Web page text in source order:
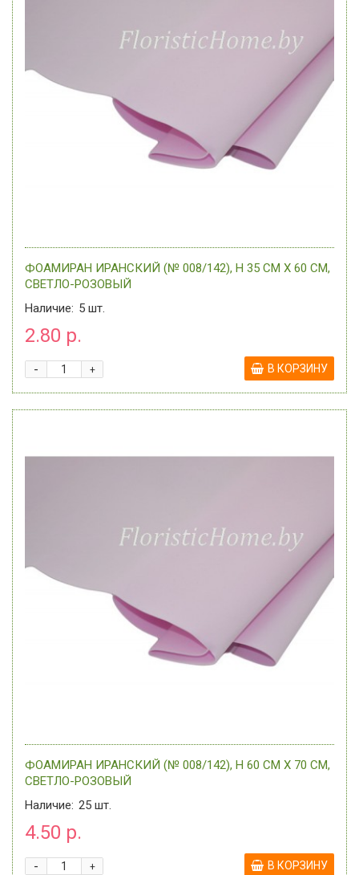
ФОАМИРАН ИРАНСКИЙ (№ 008/142), H 35 СМ Х 60 СМ,
СВЕТЛО-РОЗОВЫЙ
Наличие: 5 шт.
2.80 р.
+
- В КОРЗИНУ
ФОАМИРАН ИРАНСКИЙ (№ 008/142), H 60 СМ Х 70 СМ,
СВЕТЛО-РОЗОВЫЙ
Наличие: 25 шт.
4.50 р.
+
- В КОРЗИНУ